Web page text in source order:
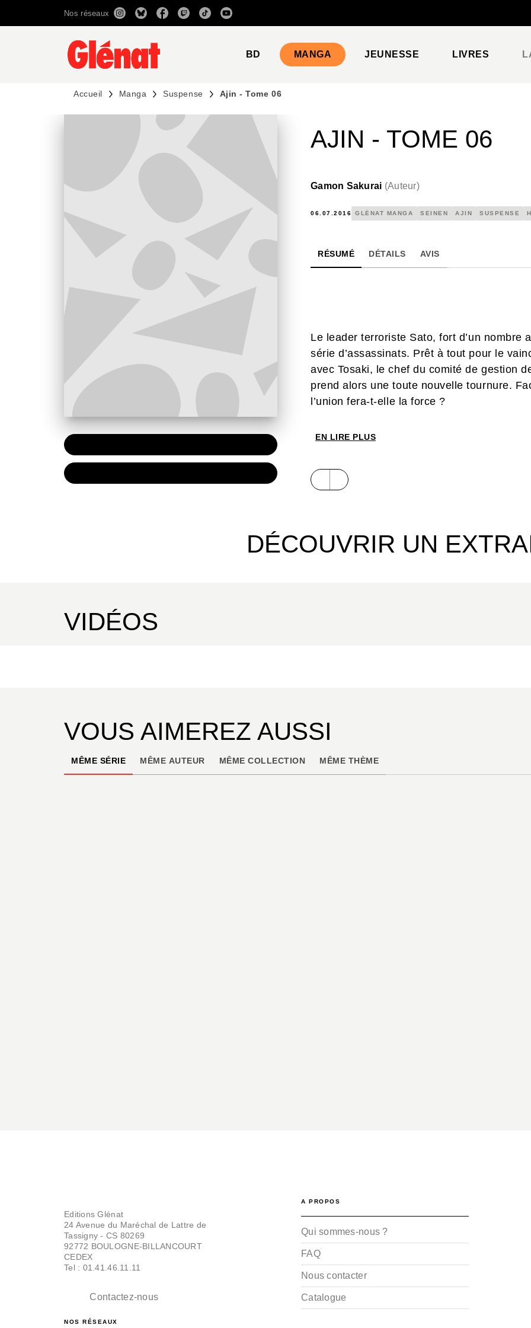
RECHERCHE CONTENU
Nos réseaux
BD MANGA JEUNESSE LIVRES
Accueil Manga Suspense Ajin - Tome 06
AJIN - TOME 06
Gamon Sakurai (Auteur)
06.07.2016 GLÉNAT MANGA SEINEN AJIN SUSPENSE
RÉSUMÉ DÉTAILS AVIS
Le leader terroriste Sato, fort d’un nombre
série d’assassinats. Prêt à tout pour le
avec Tosaki, le chef du comité de gestion
prend alors une toute nouvelle tournure.
l’union fera-t-elle la force ?
EN LIRE PLUS
DÉCOUVRIR UN
VIDÉOS
VOUS AIMEREZ AUSSI
MÊME SÉRIE MÊME AUTEUR MÊME COLLECTION MÊME THÈME
Editions Glénat
24 Avenue du Maréchal de Lattre de
Tassigny - CS 80269
92772 BOULOGNE-BILLANCOURT
CEDEX
Tel : 01.41.46.11.11
Contactez-nous
NOS RÉSEAUX
A PROPOS
Qui sommes-nous ?
FAQ
Nous contacter
Catalogue